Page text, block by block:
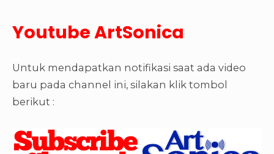
Youtube ArtSonica
Untuk mendapatkan notifikasi saat ada video
baru pada channel ini, silakan klik tombol
berikut :